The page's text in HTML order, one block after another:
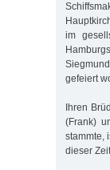
im
gefeiert
Ihren
(Frank)
stammte,
dieser